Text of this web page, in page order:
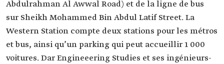
Abdulrahman Al Awwal Road) et de la ligne de bus
sur Sheikh Mohammed Bin Abdul Latif Street. La
Western Station compte deux stations pour les métros
et bus, ainsi qu’un parking qui peut accueillir 1 000
voitures. Dar Engineeering Studies et ses ingénieurs-